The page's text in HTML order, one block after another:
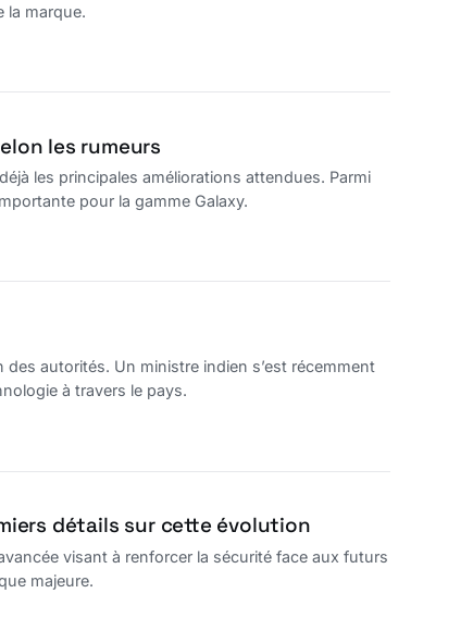
la marque.
les rumeurs
les principales améliorations attendues. Parmi
pour la gamme Galaxy.
autorités. Un ministre indien s’est récemment
à travers le pays.
détails sur cette évolution
visant à renforcer la sécurité face aux futurs
majeure.